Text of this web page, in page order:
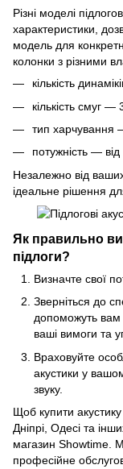
Різні моделі
характеристики,
модель для
колонки з різними
кількість
кількість смуг
тип харчування
потужність —
Незалежно від
ідеальне рішення
Як правильно
підлоги?
Визначте свої
Зверніться до
допоможуть вам
ваші вимоги та
Враховуйте
акустики у
звуку.
Щоб купити
Дніпрі, Одесі та
магазин Showtime.
професійне